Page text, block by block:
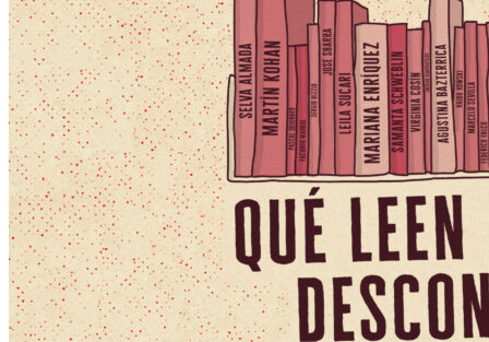
Escriben & participan
Actualidad y sociedad
Educación
Literatura